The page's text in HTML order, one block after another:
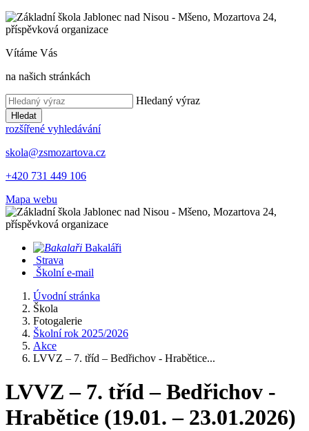
Vítáme Vás
na našich stránkách
Hledaný výraz
Hledat
rozšířené vyhledávání
skola@zsmozartova.cz
+420 731 449 106
Mapa webu
Bakaláři
Strava
Školní e-mail
Úvodní stránka
Škola
Fotogalerie
Školní rok 2025/2026
Akce
LVVZ – 7. tříd – Bedřichov - Hrabětice...
LVVZ – 7. tříd – Bedřichov -
Hrabětice (19.01. – 23.01.2026)